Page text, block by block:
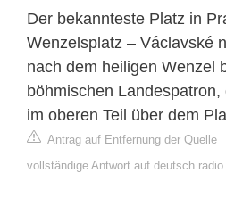
Der bekannteste Platz in
Wenzelsplatz – Václavské
nach dem heiligen Wenzel
böhmischen
im oberen Teil über dem
Antrag auf Entfernung der Quelle
vollständige Antwort auf